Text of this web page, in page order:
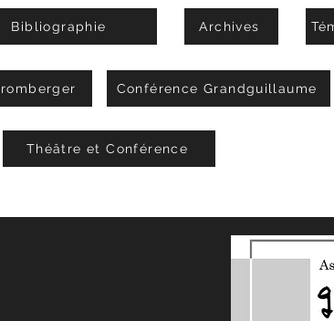
Bibliographie Archives
Conférence Grandguillaume
Théâtre et Conférence